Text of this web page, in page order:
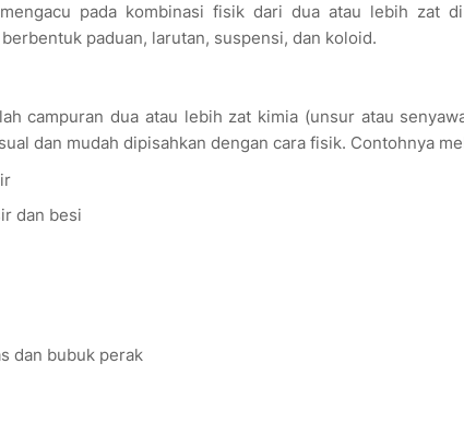
pada kombinasi fisik dari dua atau lebih zat
paduan, larutan, suspensi, dan koloid.
campuran dua atau lebih zat kimia (unsur atau
dan mudah dipisahkan dengan cara fisik. Contohnya
dan besi
dan bubuk perak